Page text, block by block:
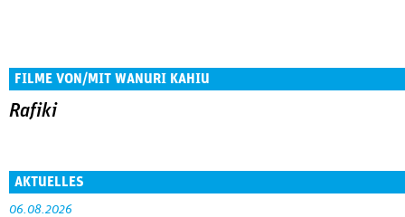
FILME VON/MIT WANURI KAHIU
Rafiki
AKTUELLES
06.08.2026